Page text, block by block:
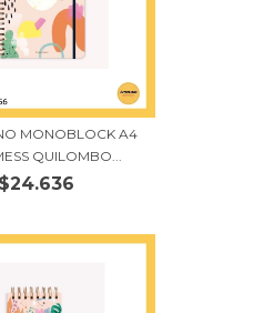
MONOBLOCK A4
QUILOMBO...
$24.636